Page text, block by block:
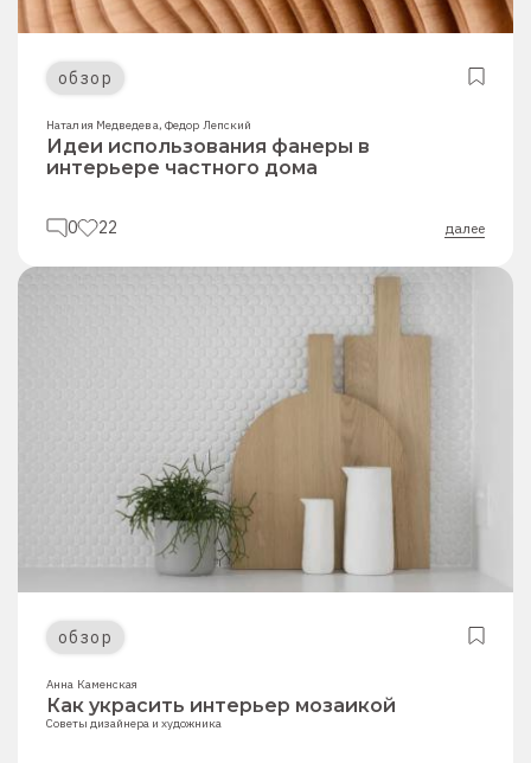
обзор
Наталия Медведева, Федор Лепский
Идеи использования фанеры в
интерьере частного дома
0 22 далее
обзор
Анна Каменская
Как украсить интерьер мозаикой
Советы дизайнера и художника